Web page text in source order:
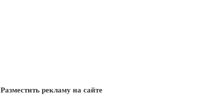
Разместить рекламу на сайте